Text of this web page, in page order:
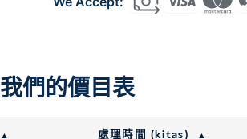
我們的價目表
處理時間 (kitas)